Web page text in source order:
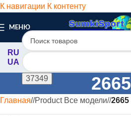
К навигации К контенту
МЕНЮ
RU
UA
2665
Главная/ Product Все модели/ 2665